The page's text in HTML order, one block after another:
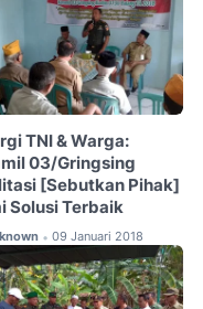
TNI & Warga:
03/Gringsing
[Sebutkan Pihak]
Solusi Terbaik
• 09 Januari 2018